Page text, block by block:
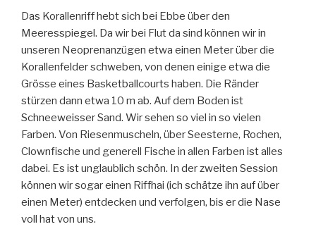
Das Korallenriff hebt sich bei Ebbe über den
Meeresspiegel. Da wir bei Flut da sind können wir in
unseren Neoprenanzügen etwa einen Meter über die
Korallenfelder schweben, von denen einige etwa die
Grösse eines Basketballcourts haben. Die Ränder
stürzen dann etwa 10 m ab. Auf dem Boden ist
Schneeweisser Sand. Wir sehen so viel in so vielen
Farben. Von Riesenmuscheln, über Seesterne, Rochen,
Clownfische und generell Fische in allen Farben ist alles
dabei. Es ist unglaublich schön. In der zweiten Session
können wir sogar einen Riffhai (ich schätze ihn auf über
einen Meter) entdecken und verfolgen, bis er die Nase
voll hat von uns.